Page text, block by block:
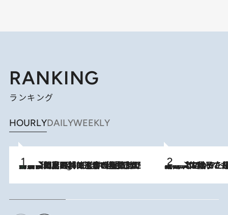
RANKING
ランキング
HOURLYDAILYWEEKLY
9 Hours Ago
「最後に見られてよかった」上野動物園の東園パンダ舎が解体前に特別公開。8月16日まで延長されたパネル展と共に辿る“半世紀”のパンダ飼育《解体工事の図面あり》 2026.8.5
【阿川佐和子さんの年とる力】なぜ70代で始めた趣味は“こんなに楽しい”のか？ ピアノ、俳句…スランプに陥っても続けられる“ある秘訣”とは